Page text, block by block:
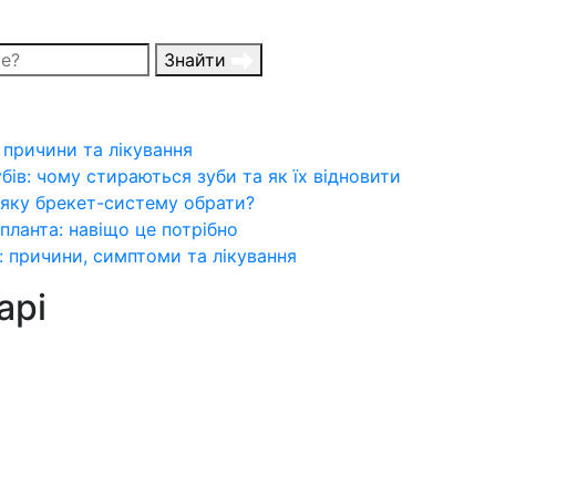
Знайти
та лікування
чому стираються зуби та як їх відновити
брекет-систему обрати?
навіщо це потрібно
причини, симптоми та лікування